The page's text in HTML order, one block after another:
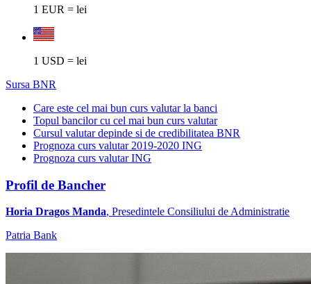
1 EUR = lei
1 USD = lei
Sursa BNR
Care este cel mai bun curs valutar la banci
Topul bancilor cu cel mai bun curs valutar
Cursul valutar depinde si de credibilitatea BNR
Prognoza curs valutar 2019-2020 ING
Prognoza curs valutar ING
Profil de Bancher
Horia Dragos Manda, Presedintele Consiliului de Administratie
Patria Bank